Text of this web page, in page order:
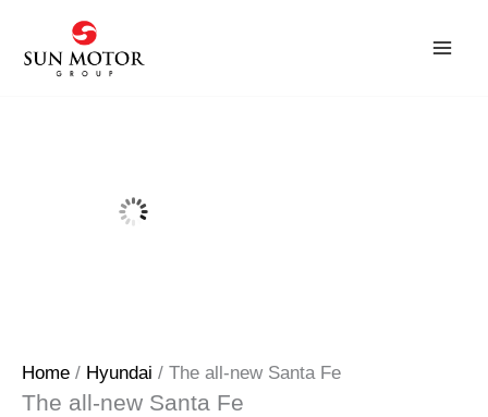
content
Home / Hyundai / The all-new Santa Fe
The all-new Santa Fe